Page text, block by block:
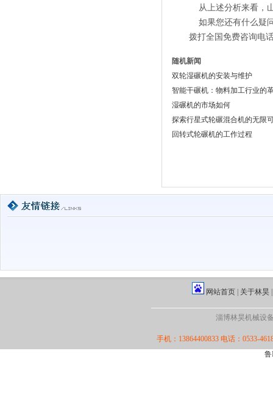
从上述分析来看，
如果您还有什么疑
拨打全国免费咨询电
随机新闻
双轮湿碾机的安装与维护
智能干碾机：物料加工行业的
湿碾机的市场如何
探索行星式轮碾混合机的无限
回转式轮碾机的工作过程
网站首页| 关于林昊
淄博林昊机械设
手机：13864400833 电话：0533-
鲁